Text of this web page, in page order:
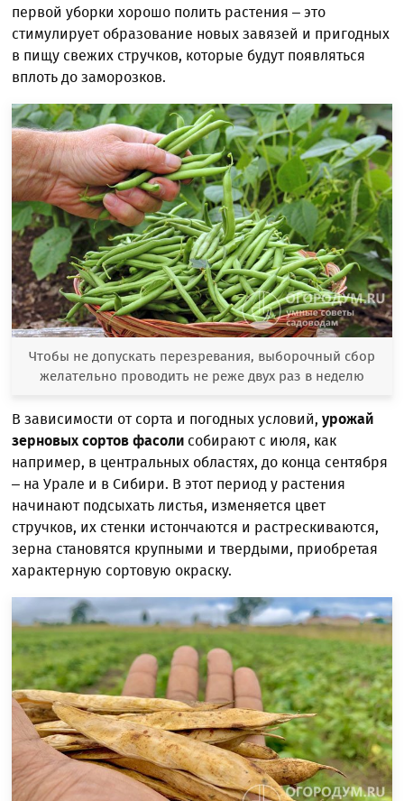
первой уборки хорошо полить растения – это
стимулирует образование новых завязей и пригодных
в пищу свежих стручков, которые будут появляться
вплоть до заморозков.
Чтобы не допускать перезревания, выборочный сбор
желательно проводить не реже двух раз в неделю
В зависимости от сорта и погодных условий,урожай
зерновых сортов фасоли собирают с июля, как
например, в центральных областях, до конца сентября
– на Урале и в Сибири. В этот период у растения
начинают подсыхать листья, изменяется цвет
стручков, их стенки истончаются и растрескиваются,
зерна становятся крупными и твердыми, приобретая
характерную сортовую окраску.